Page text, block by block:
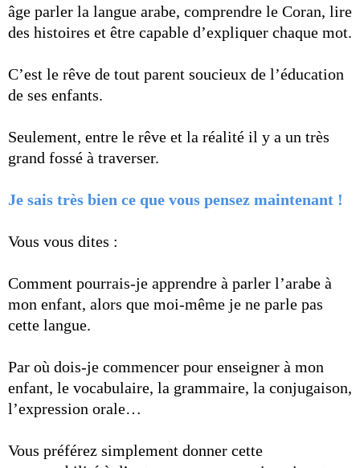
âge parler la langue arabe, comprendre le Coran, lire
des histoires et être capable d’expliquer chaque mot.
C’est le rêve de tout parent soucieux de l’éducation
de ses enfants.
Seulement, entre le rêve et la réalité il y a un très
grand fossé à traverser.
Je sais très bien ce que vous pensez maintenant !
Vous vous dites :
Comment pourrais-je apprendre à parler l’arabe à
mon enfant, alors que moi-même je ne parle pas
cette langue.
Par où dois-je commencer pour enseigner à mon
enfant, le vocabulaire, la grammaire, la conjugaison,
l’expression orale…
Vous préférez simplement donner cette